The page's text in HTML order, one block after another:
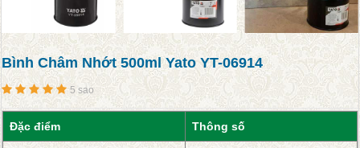
Bình Châm Nhớt 500ml Yato YT-06914
5 sao
Đặc điểm Thông số